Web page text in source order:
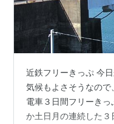
近鉄フリーきっぷ 今
気候もよさそうなの
電車３日間フリーき
か土日月の連続した３